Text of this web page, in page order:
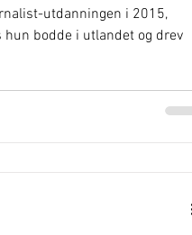
utdanningen i 2015,
bodde i utlandet og drev